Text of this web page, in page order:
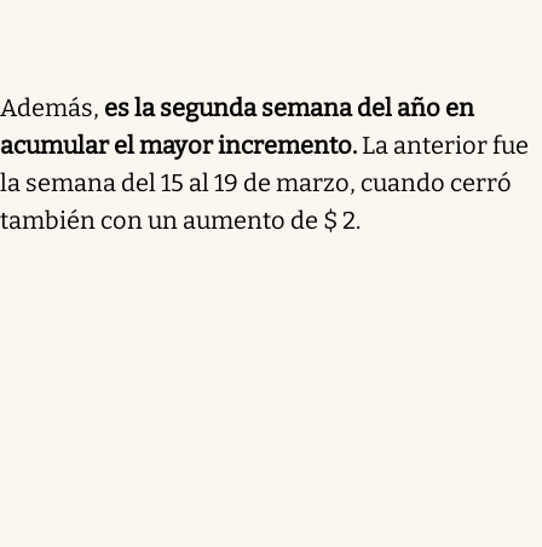
Además, es la segunda semana del año en
acumular el mayor incremento. La anterior fue
la semana del 15 al 19 de marzo, cuando cerró
también con un aumento de $ 2.